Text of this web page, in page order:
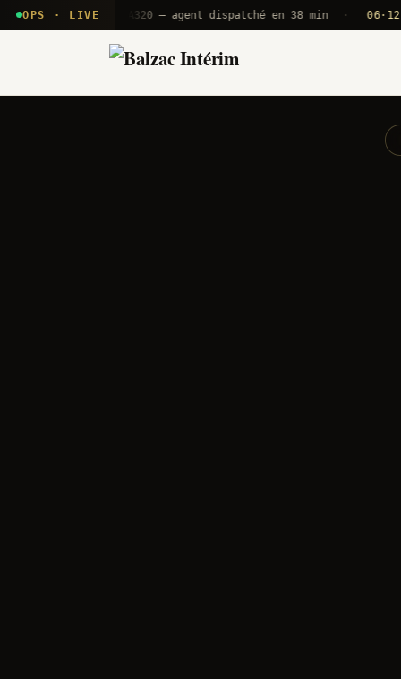
OPS · LIVE
T2E · B71 Push A320 — agent dispatché en 38 min · 06·12 UTC